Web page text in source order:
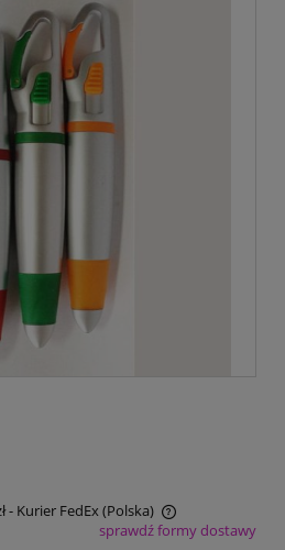
- Kurier FedEx(Polska)
kosztów płatności
sprawdź formy dostawy